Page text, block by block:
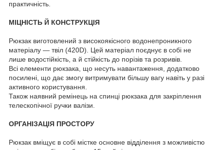
практичність.
МІЦНІСТЬ Й КОНСТРУКЦІЯ
Рюкзак виготовлений з високоякісного водонепроникного
матеріалу — твіл (420D). Цей матеріал поєднує в собі не
лише водостійкість, а й стійкість до порізів та розривів.
Всі елементи рюкзака, що несуть навантаження, додатково
посилені, що дає змогу витримувати більшу вагу навіть у разі
активного користування.
Також наявний ремінець на спинці рюкзака для закріплення
телескопічної ручки валізи.
ОРГАНІЗАЦІЯ ПРОСТОРУ
Рюкзак вміщує в собі містке основне відділення з можливістю